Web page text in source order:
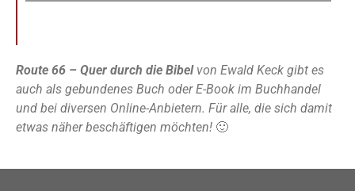
Route 66 – Quer durch die Bibel von Ewald Keck gibt es
auch als gebundenes Buch oder E-Book im Buchhandel
und bei diversen Online-Anbietern. Für alle, die sich damit
etwas näher beschäftigen möchten! 🙂